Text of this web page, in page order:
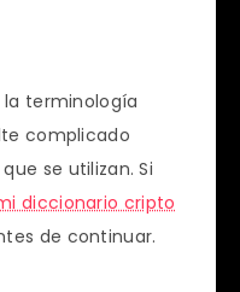
terminología
complicado
se utilizan. Si
diccionario cripto
de continuar.